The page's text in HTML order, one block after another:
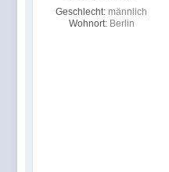
Geschlecht: männlich
Wohnort: Berlin